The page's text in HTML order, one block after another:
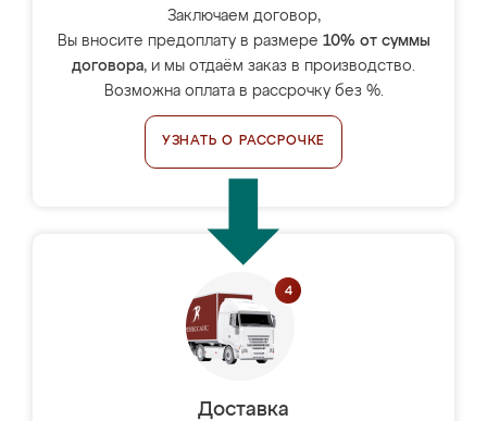
Заключаем договор,
Вы вносите предоплату в размере 10% от суммы
договора, и мы отдаём заказ в производство.
Возможна оплата в рассрочку без %.
УЗНАТЬ О РАССРОЧКЕ
Доставка